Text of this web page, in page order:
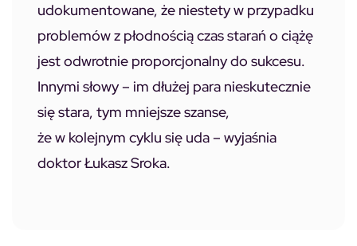
udokumentowane, że niestety w przypadku
problemów z płodnością czas starań o ciążę
jest odwrotnie proporcjonalny do sukcesu.
Innymi słowy – im dłużej para nieskutecznie
się stara, tym mniejsze szanse,
że w kolejnym cyklu się uda – wyjaśnia
doktor Łukasz Sroka.